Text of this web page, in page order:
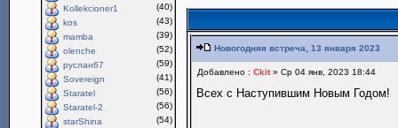
Kollekcioner1
(40)
kos
(43)
mamba
(39)
olenche
(52)
руслан67
(59)
Sovereign
(41)
Staratel
(56)
Staratel-2
(56)
starShina
(54)
Новогодняя встреча, 13 января 2023
Добавлено :Ckit» Ср 04 янв, 2023 18:44
Всех с Наступившим Новым Годом!